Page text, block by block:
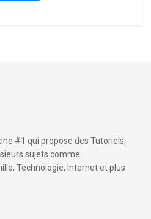
#1 qui propose des Tutoriels,
sujets comme
Technologie, Internet et plus